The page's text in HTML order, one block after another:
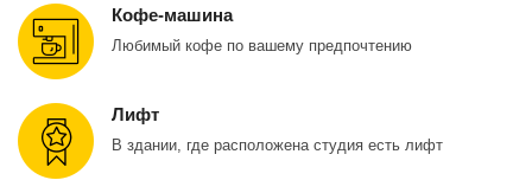
Кофе-машина
Любимый кофе по вашему предпочтению
Лифт
В здании, где расположена студия есть лифт